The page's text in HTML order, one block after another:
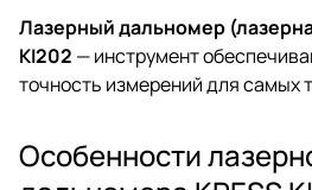
Лазерный дальномер
KI202 — инструмент
точность измерений для самых
Особенности